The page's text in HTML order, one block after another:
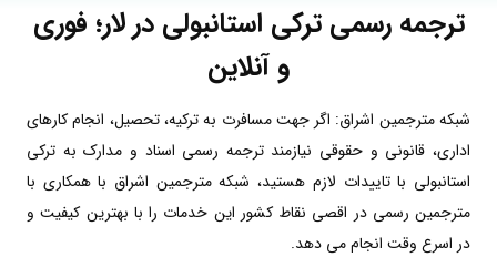
ترجمه رسمی ترکی استانبولی در لار؛ فوری
و آنلاین
شبکه مترجمین اشراق: اگر جهت مسافرت به ترکیه، تحصیل، انجام کارهای
اداری، قانونی و حقوقی نیازمند ترجمه رسمی اسناد و مدارک به ترکی
استانبولی با تاییدات لازم هستید، شبکه مترجمین اشراق با همکاری با
مترجمین رسمی در اقصی نقاط کشور این خدمات را با بهترین کیفیت و
در اسرع وقت انجام می دهد.